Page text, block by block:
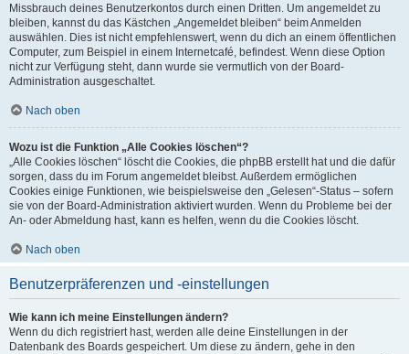
Missbrauch deines Benutzerkontos durch einen Dritten. Um angemeldet zu
bleiben, kannst du das Kästchen „Angemeldet bleiben“ beim Anmelden
auswählen. Dies ist nicht empfehlenswert, wenn du dich an einem öffentlichen
Computer, zum Beispiel in einem Internetcafé, befindest. Wenn diese Option
nicht zur Verfügung steht, dann wurde sie vermutlich von der Board-
Administration ausgeschaltet.
Nach oben
Wozu ist die Funktion „Alle Cookies löschen“?
„Alle Cookies löschen“ löscht die Cookies, die phpBB erstellt hat und die dafür
sorgen, dass du im Forum angemeldet bleibst. Außerdem ermöglichen
Cookies einige Funktionen, wie beispielsweise den „Gelesen“-Status – sofern
sie von der Board-Administration aktiviert wurden. Wenn du Probleme bei der
An- oder Abmeldung hast, kann es helfen, wenn du die Cookies löscht.
Nach oben
Benutzerpräferenzen und -einstellungen
Wie kann ich meine Einstellungen ändern?
Wenn du dich registriert hast, werden alle deine Einstellungen in der
Datenbank des Boards gespeichert. Um diese zu ändern, gehe in den